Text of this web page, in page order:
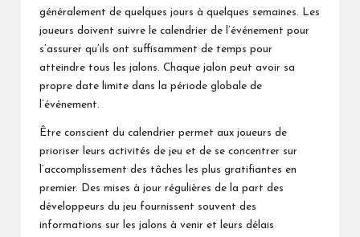
généralement de quelques jours à quelques semaines. Les
joueurs doivent suivre le calendrier de l’événement pour
s’assurer qu’ils ont suffisamment de temps pour
atteindre tous les jalons. Chaque jalon peut avoir sa
propre date limite dans la période globale de
l’événement.
Être conscient du calendrier permet aux joueurs de
prioriser leurs activités de jeu et de se concentrer sur
l’accomplissement des tâches les plus gratifiantes en
premier. Des mises à jour régulières de la part des
développeurs du jeu fournissent souvent des
informations sur les jalons à venir et leurs délais